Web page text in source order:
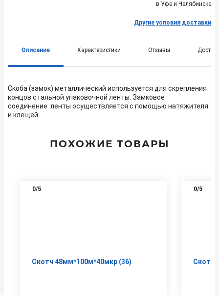
в Уфе и Челябинске
Другие условия доставки
Описание Характеристики Отзывы
Скоба (замок) металлический используется для скрепления
концов стальной упаковочной ленты. Замковое
соединение ленты осуществляется с помощью натяжителя
и клещей.
ПОХОЖИЕ ТОВАРЫ
0/5
Скотч 48мм*100м*40мкр (36)
0/5
Скотч